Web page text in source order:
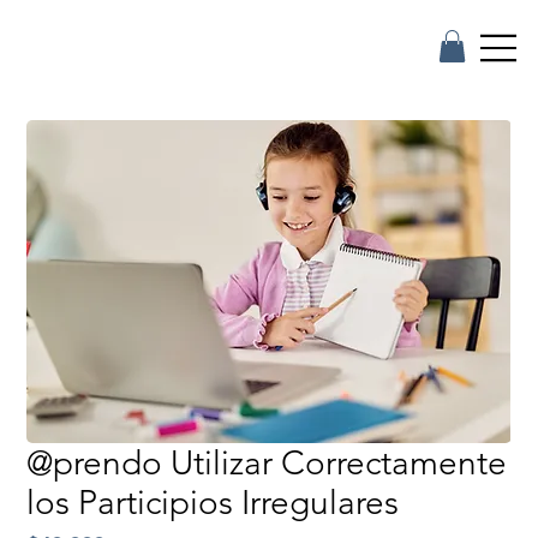
@prendo Utilizar Correctamente
los Participios Irregulares